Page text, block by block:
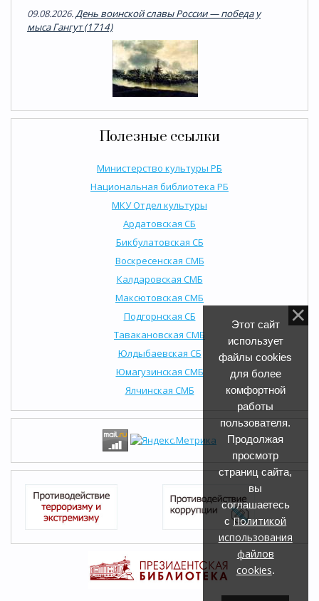
09.08.2026.День воинской славы России — победа у
мыса Гангут (1714)
Полезные ссылки
Министерство культуры РБ
Национальная библиотека РБ
МКУ Отдел культуры
Ардатовская СБ
Бикбулатовская СБ
Воскресенская СМБ
Калдаровская СМБ
Максютовская СМБ
Подгорнская СБ
Тавакановская СМБ
Юлдыбаевская СБ
Юмагузинская СМБ
Ялчинская СМБ
Этот сайт
использует
файлы cookies
для более
комфортной
работы
пользователя.
Продолжая
просмотр
страниц сайта,
вы
соглашаетесь
сПолитикой
использования
файлов
cookies.